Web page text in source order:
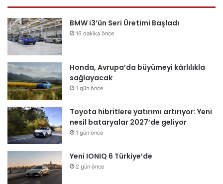
BMW i3’ün Seri Üretimi Başladı
16 dakika önce
Honda, Avrupa’da büyümeyi kârlılıkla
sağlayacak
1 gün önce
Toyota hibritlere yatırımı artırıyor: Yeni
nesil bataryalar 2027’de geliyor
1 gün önce
Yeni IONIQ 6 Türkiye’de
2 gün önce